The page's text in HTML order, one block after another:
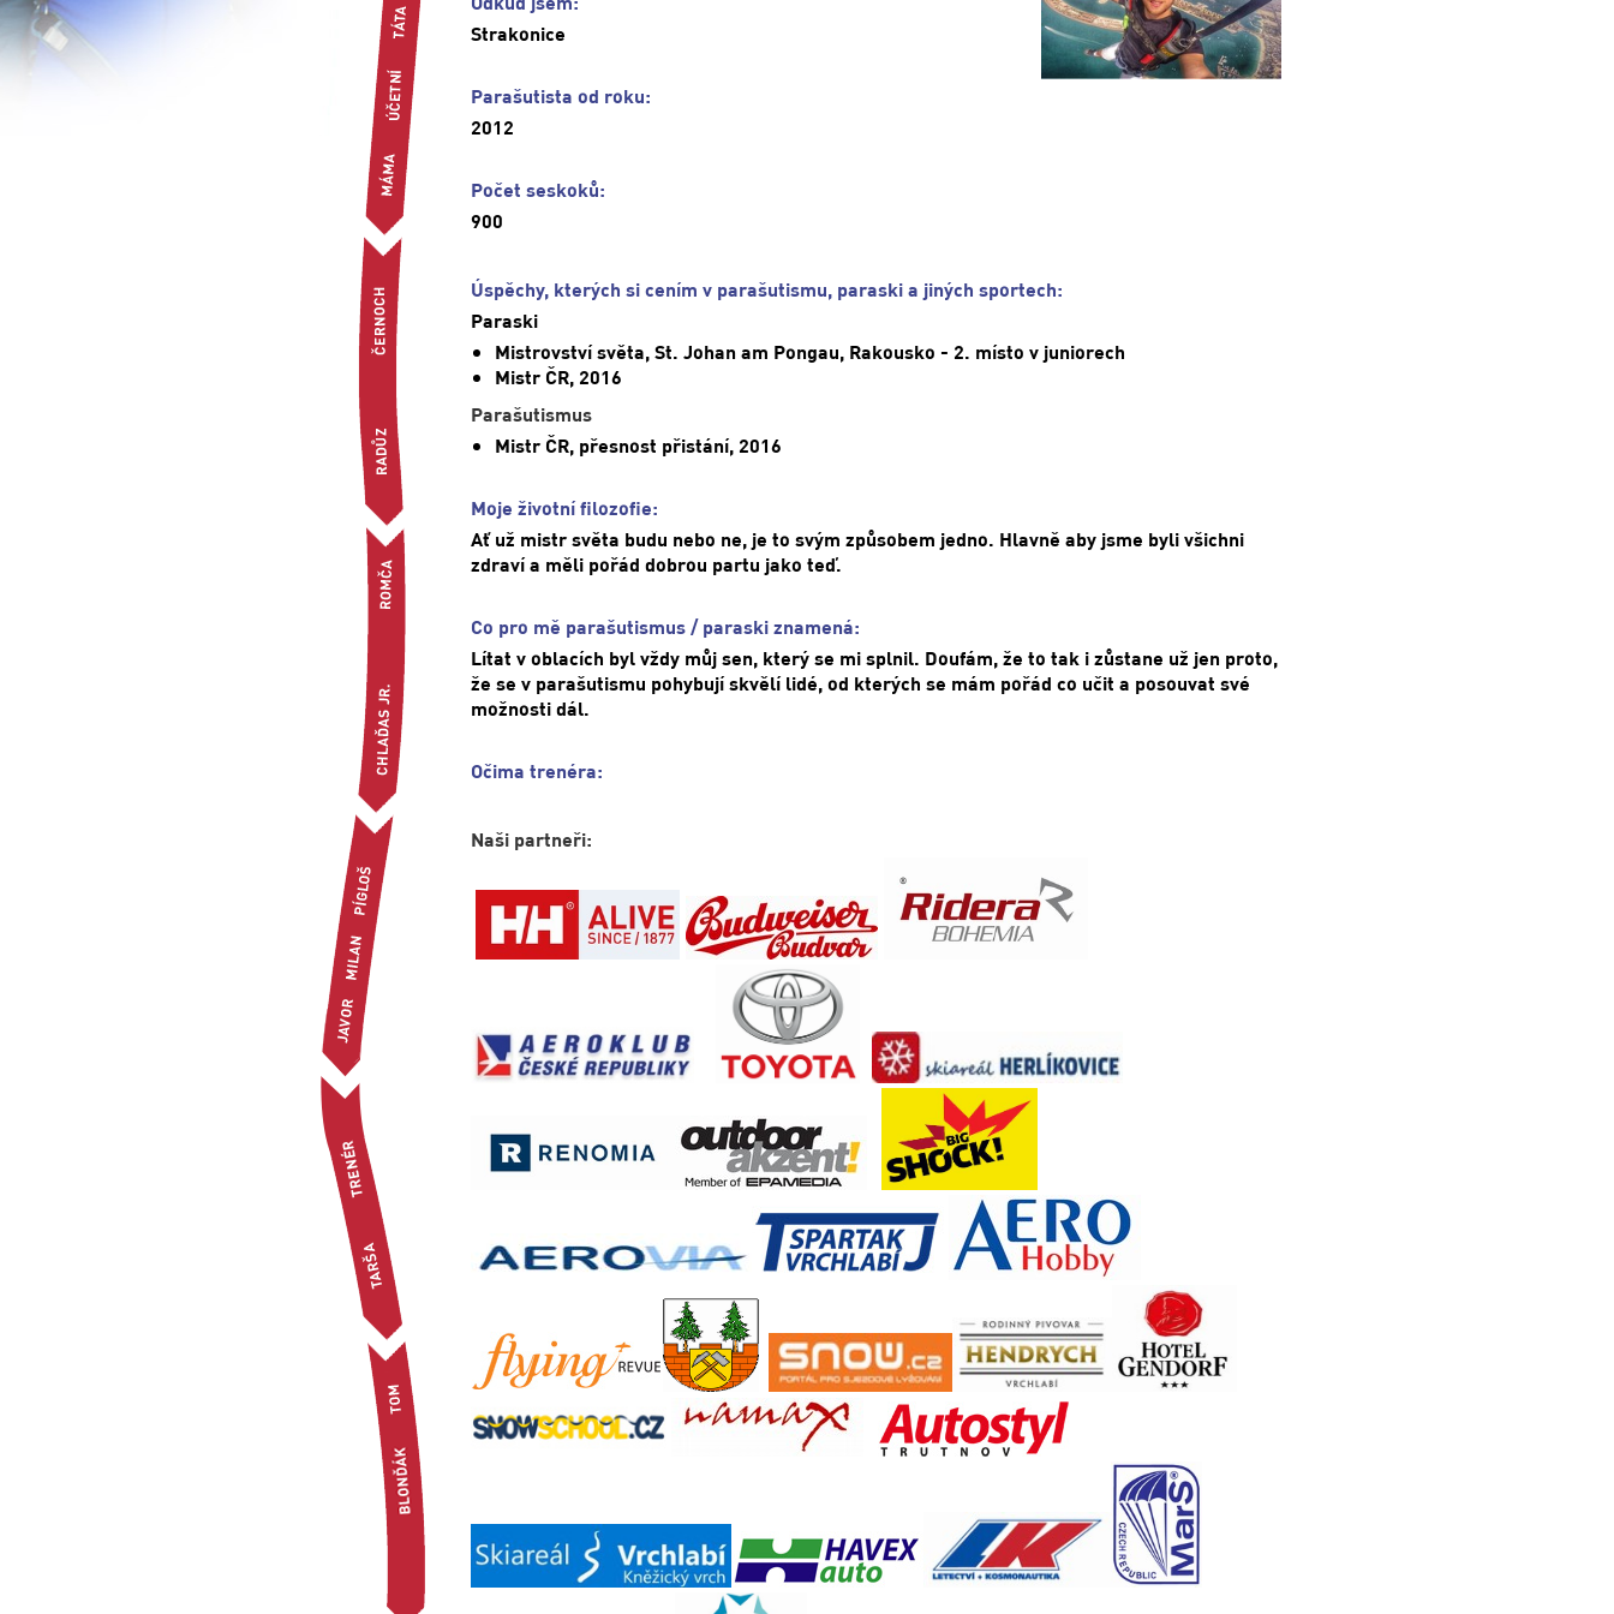
Strakonice
Parašutista od roku:
2012
Počet seskoků:
900
Úspěchy, kterých si cením v parašutismu, paraski a jiných sportech:
Paraski
Mistrovství světa, St. Johan am Pongau, Rakousko - 2. místo v juniorech
Mistr ČR, 2016
Parašutismus
Mistr ČR, přesnost přistání, 2016
Moje životní filozofie:
Ať už mistr světa budu nebo ne, je to svým způsobem jedno. Hlavně aby jsme byli všichni
zdraví a měli pořád dobrou partu jako teď.
Co pro mě parašutismus / paraski znamená:
Lítat v oblacích byl vždy můj sen, který se mi splnil. Doufám, že to tak i zůstane už jen proto,
že se v parašutismu pohybují skvělí lidé, od kterých se mám pořád co učit a posouvat své
možnosti dál.
Očima trenéra:
Naši partneři: